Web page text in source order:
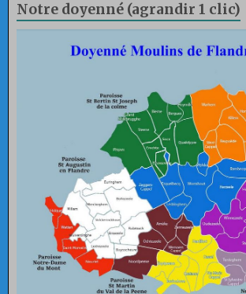
Notre doyenné (agrandir 1 clic)